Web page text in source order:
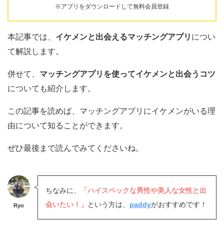
※アプリをダウンロードして無料会員登録
本記事では、 イケメンと出会えるマッチングアプリ につい
て解説します。
併せて、 マッチングアプリを使ってイケメンと出会うコツ
についても紹介します。
この記事を読めば、マッチングアプリにイケメンがいる理
由について知ることができます。
ぜひ最後まで読んでみてくださいね。
Ryo
ちなみに、
「ハイスペックな男性や美人な女性と出
会いたい！」 という方は、 paddyがおすすめです！